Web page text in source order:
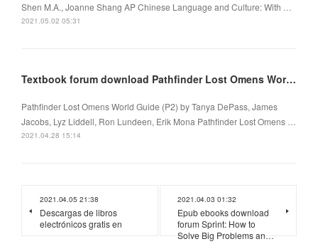
Shen M.A., Joanne Shang AP Chinese Language and Culture: With …
2021.05.02 05:31
Textbook forum download Pathfinder Lost Omens World Guide (P2)
Pathfinder Lost Omens World Guide (P2) by Tanya DePass, James
Jacobs, Lyz Liddell, Ron Lundeen, Erik Mona Pathfinder Lost Omens …
2021.04.28 15:14
2021.04.05 21:38
Descargas de libros
electrónicos gratis en
2021.04.03 01:32
Epub ebooks download
forum Sprint: How to
Solve Big Problems an…